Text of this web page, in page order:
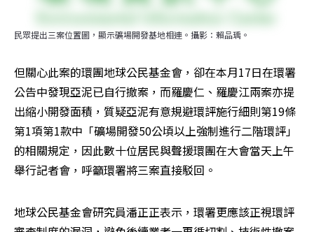
民眾提出三案位置圖，顯示礦場開發基地相連。攝影：賴品瑀。
但關心此案的環團地球公民基金會，卻在本月17日在環署
公告中發現亞泥已自行撤案，而羅慶仁、羅慶江兩案亦提
出縮小開發面積，質疑亞泥有意規避環評施行細則第19條
第1項第1款中「礦場開發50公頃以上強制進行二階環評」
的相關規定，因此數十位居民與聲援環團在大會當天上午
舉行記者會，呼籲環署將三案直接駁回。
地球公民基金會研究員潘正正表示，環署更應該正視環評